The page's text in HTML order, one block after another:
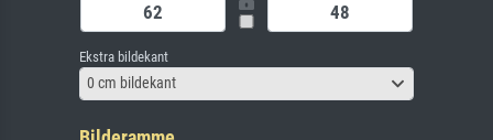
Ekstra bildekant
0 cm bildekant